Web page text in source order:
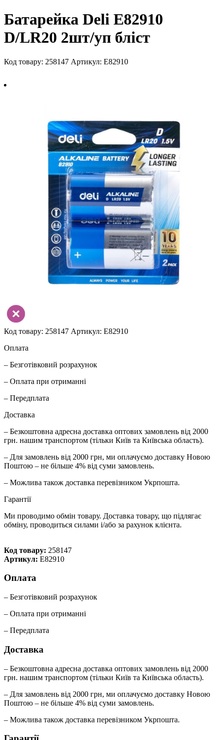
Батарейка Deli E82910
D/LR20 2шт/уп блiст
Код товару: 258147 Артикул: E82910
Код товару: 258147 Артикул: E82910
Оплата
– Безготівковий розрахунок
– Оплата при отриманні
– Передплата
Доставка
– Безкоштовна адресна доставка оптових замовлень від 2000
грн. нашим транспортом (тільки Київ та Київська область).
– Для замовлень від 2000 грн, ми оплачуємо доставку Новою
Поштою – не більше 4% від суми замовлень.
– Можлива також доставка перевізником Укрпошта.
Гарантії
Ми проводимо обмін товару. Доставка товару, що підлягає
обміну, проводиться силами і/або за рахунок клієнта.
Код товару: 258147
Артикул: E82910
Оплата
– Безготівковий розрахунок
– Оплата при отриманні
– Передплата
Доставка
– Безкоштовна адресна доставка оптових замовлень від 2000
грн. нашим транспортом (тільки Київ та Київська область).
– Для замовлень від 2000 грн, ми оплачуємо доставку Новою
Поштою – не більше 4% від суми замовлень.
– Можлива також доставка перевізником Укрпошта.